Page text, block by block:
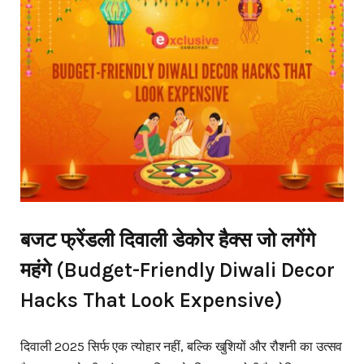
बजट फ्रेंडली दिवाली डेकोर हैक्स जो लगेंगे
महंगे (Budget-Friendly Diwali Decor
Hacks That Look Expensive)
दिवाली 2025 सिर्फ एक त्योहार नहीं, बल्कि खुशियों और रौशनी का उत्सव